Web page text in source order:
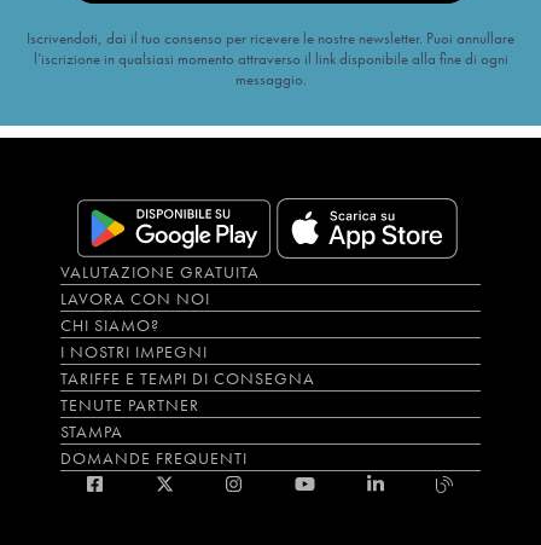
Iscrivendoti, dai il tuo consenso per ricevere le nostre newsletter. Puoi annullare
l’iscrizione in qualsiasi momento attraverso il link disponibile alla fine di ogni
messaggio.
VALUTAZIONE GRATUITA
LAVORA CON NOI
CHI SIAMO?
I NOSTRI IMPEGNI
TARIFFE E TEMPI DI CONSEGNA
TENUTE PARTNER
STAMPA
DOMANDE FREQUENTI